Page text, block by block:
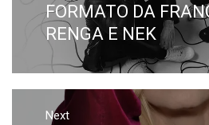
FORMATO DA
RENGA E NEK
Next